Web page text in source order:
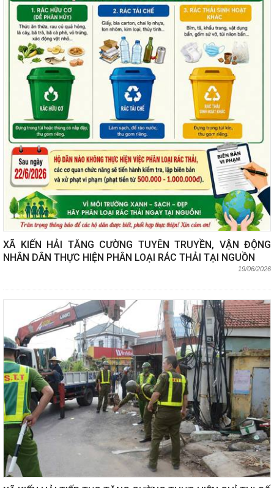
XÃ KIẾN HẢI TĂNG CƯỜNG TUYÊN TRUYỀN, VẬN ĐỘNG
NHÂN DÂN THỰC HIỆN PHÂN LOẠI RÁC THẢI TẠI NGUỒN
19/06/2026